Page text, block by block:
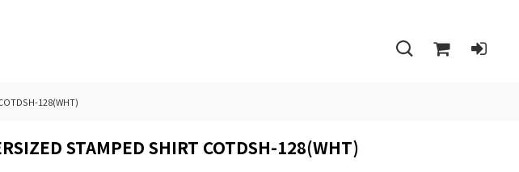
128(WHT)
STAMPED SHIRT COTDSH-128(WHT)